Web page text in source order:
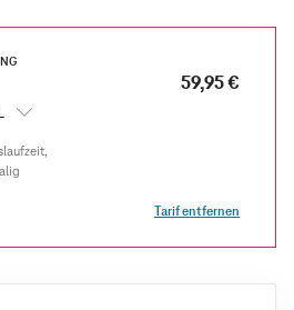
59,95 €
Tarif entfernen